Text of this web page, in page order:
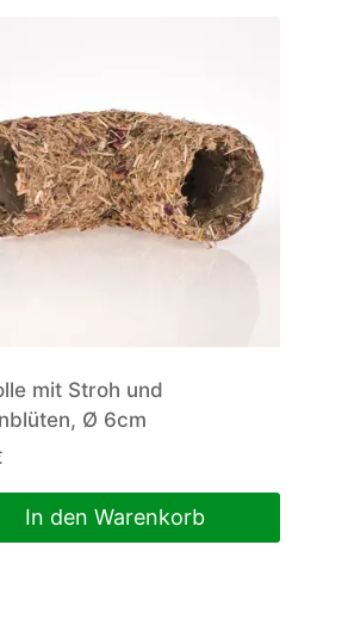
mit Stroh und
Ø 6cm
In den Warenkorb